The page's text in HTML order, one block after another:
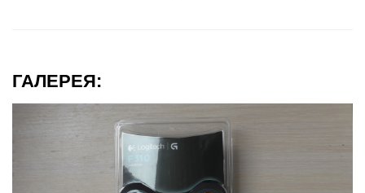
ГАЛЕРЕЯ: